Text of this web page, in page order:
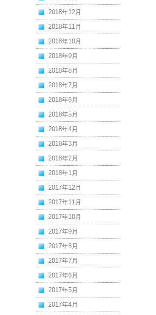
2018年12月
2018年11月
2018年10月
2018年9月
2018年8月
2018年7月
2018年6月
2018年5月
2018年4月
2018年3月
2018年2月
2018年1月
2017年12月
2017年11月
2017年10月
2017年9月
2017年8月
2017年7月
2017年6月
2017年5月
2017年4月